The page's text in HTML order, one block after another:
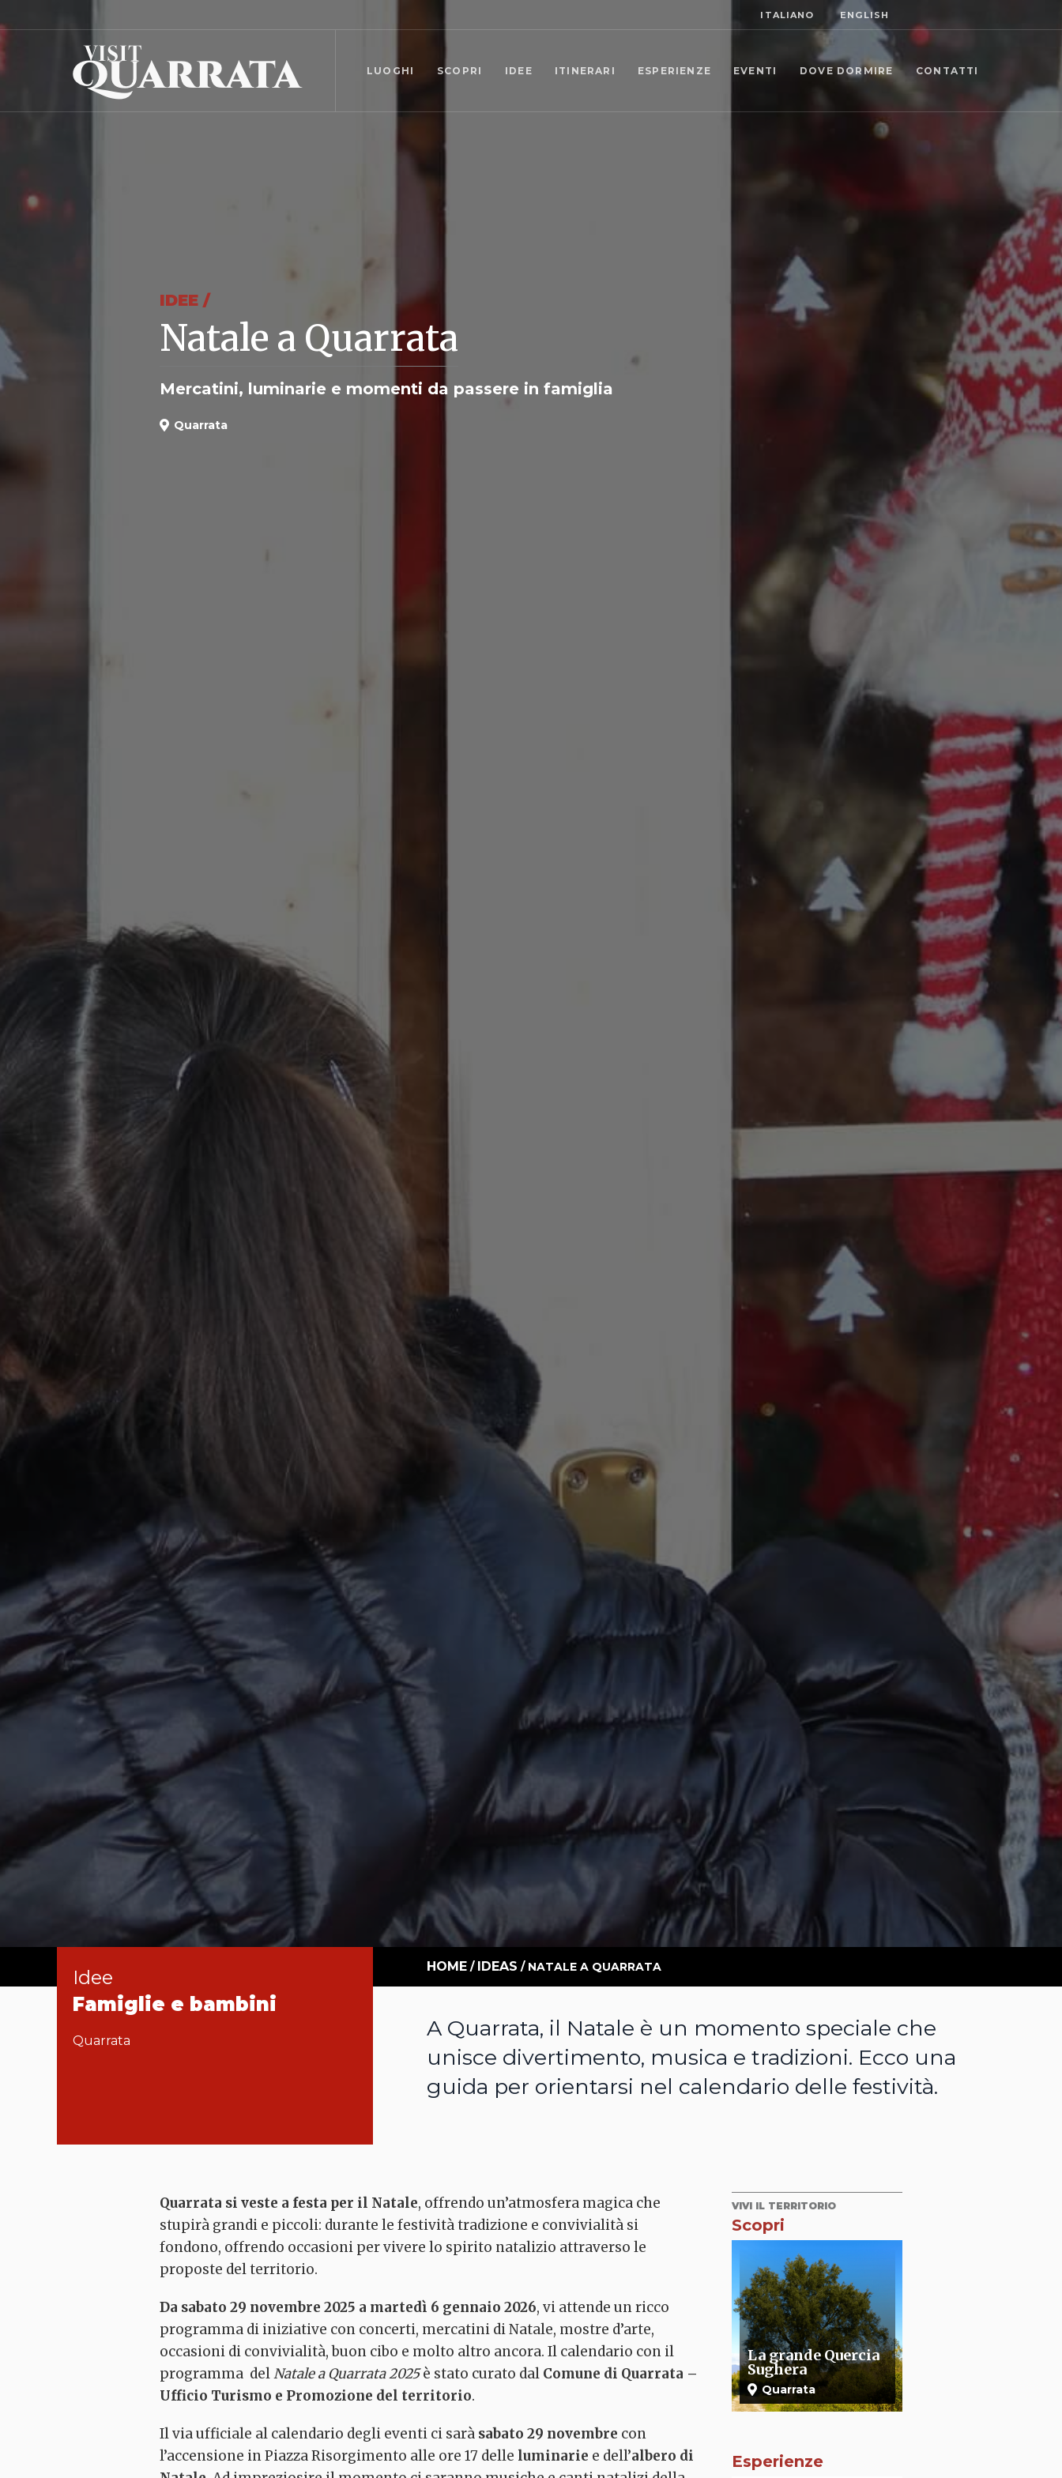
ITALIANO ENGLISH
LUOGHI SCOPRI IDEE ITINERARI ESPERIENZE EVENTI DOVE DORMIRE CONTATTI
IDEE /
Natale a Quarrata
Mercatini, luminarie e momenti da passere in famiglia
Quarrata
HOME / IDEAS / NATALE A QUARRATA
Idee
Famiglie e bambini
Quarrata
A Quarrata, il Natale è un momento speciale che
unisce divertimento, musica e tradizioni. Ecco una
guida per orientarsi nel calendario delle festività.
Quarrata si veste a festa per il Natale, offrendo un’atmosfera magica che
stupirà grandi e piccoli: durante le festività tradizione e convivialità si
fondono, offrendo occasioni per vivere lo spirito natalizio attraverso le
proposte del territorio.
Da sabato 29 novembre 2025 a martedì 6 gennaio 2026, vi attende un ricco
programma di iniziative con concerti, mercatini di Natale, mostre d’arte,
occasioni di convivialità, buon cibo e molto altro ancora. Il calendario con il
programma delNatale a Quarrata 2025è stato curato dal Comune di Quarrata –
Ufficio Turismo e Promozione del territorio.
Il via ufficiale al calendario degli eventi ci sarà sabato 29 novembre con
l’accensione in Piazza Risorgimento alle ore 17 delle luminarie e dell’albero di
VIVI IL TERRITORIO
Scopri
Area naturale
protetta La
Querciola
Quarrata
Casa di Zela
Quarrata
La grande Quercia
Sughera
Chiesa di Santo
Stefano di
Campiglio
Quarrata
Esperienze